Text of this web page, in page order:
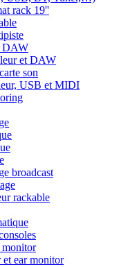
rack 19''
DAW
et DAW
son
USB et MIDI
broadcast
rackable
monitor
et ear monitor